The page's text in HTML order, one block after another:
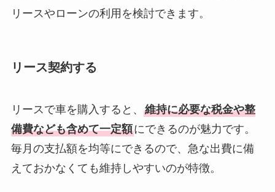
リースやローンの利用を検討できます。
リース契約する
リースで車を購入すると、 維持に必要な税金や整
備費なども含めて一定額にできるのが魅力です。
毎月の支払額を均等にできるので、急な出費に備
えておかなくても維持しやすいのが特徴。